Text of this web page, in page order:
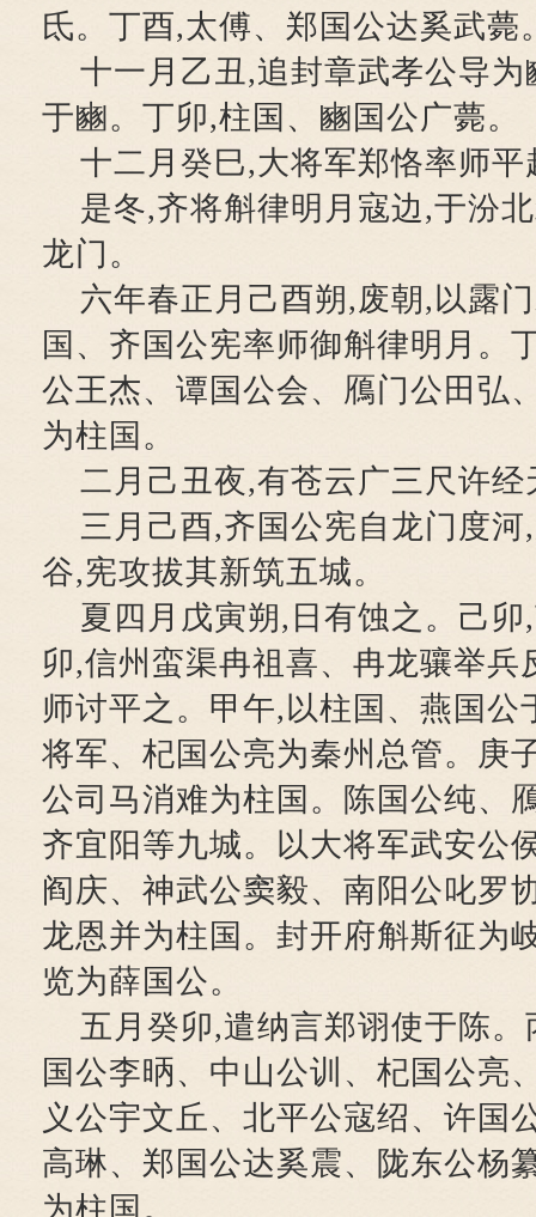
氐。丁酉,太傅、郑国公达奚武薨
十一月乙丑,追封章武孝公导
于豳。丁卯,柱国、豳国公广薨。
十二月癸巳,大将军郑恪率师
是冬,齐将斛律明月寇边,于汾
龙门。
六年春正月己酉朔,废朝,以露
国、齐国公宪率师御斛律明月。
公王杰、谭国公会、鴈门公田弘
为柱国。
二月己丑夜,有苍云广三尺许
三月己酉,齐国公宪自龙门度
谷,宪攻拔其新筑五城。
夏四月戊寅朔,日有蚀之。己
卯,信州蛮渠冉祖喜、冉龙骧举兵
师讨平之。甲午,以柱国、燕国公
将军、杞国公亮为秦州总管。庚
公司马消难为柱国。陈国公纯、
齐宜阳等九城。以大将军武安公
阎庆、神武公窦毅、南阳公叱罗
龙恩并为柱国。封开府斛斯征为
览为薛国公。
五月癸卯,遣纳言郑诩使于陈
国公李昞、中山公训、杞国公亮
义公宇文丘、北平公寇绍、许国
高琳、郑国公达奚震、陇东公杨
为柱国。